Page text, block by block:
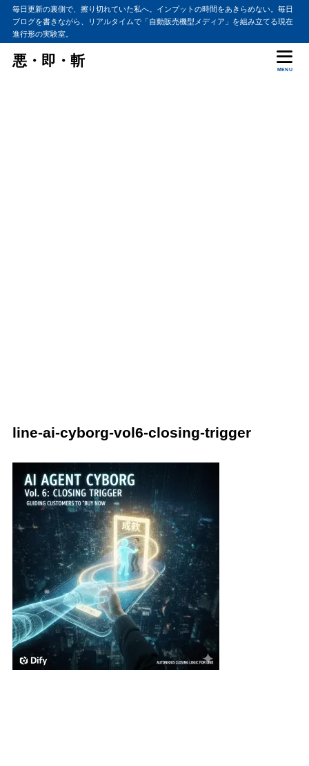
毎日更新の裏側で、擦り切れていた私へ。インプットの時間をあきらめない。毎日
ブログを書きながら、リアルタイムで「自動販売機型メディア」を組み立てる現在
進行形の実験室。
悪・即・斬
MENU
line-ai-cyborg-vol6-closing-trigger